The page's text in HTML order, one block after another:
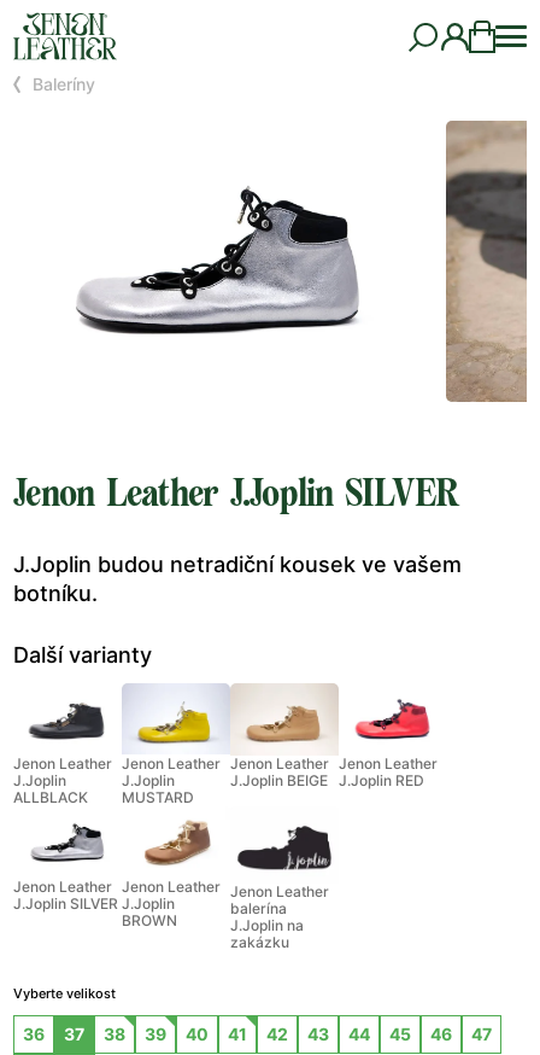
Baleríny
Jenon Leather J.Joplin SILVER
J.Joplin budou netradiční kousek ve vašem
botníku.
Další varianty
Jenon Leather
J.Joplin
ALLBLACK
Jenon Leather
J.Joplin
MUSTARD
Jenon Leather
J.Joplin BEIGE
Jenon Leather
J.Joplin RED
Jenon Leather
J.Joplin SILVER
Jenon Leather
J.Joplin
BROWN
Jenon Leather
balerína
J.Joplin na
zakázku
Vyberte velikost
36 37 38 39 40 41 42 43 44 45 46
47